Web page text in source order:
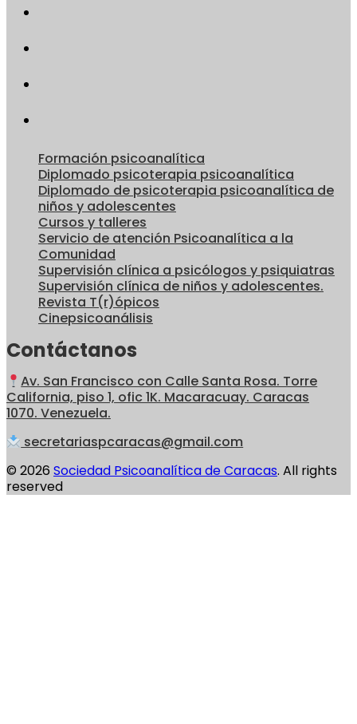
Formación psicoanalítica
Diplomado psicoterapia psicoanalítica
Diplomado de psicoterapia psicoanalítica de
niños y adolescentes
Cursos y talleres
Servicio de atención Psicoanalítica a la
Comunidad
Supervisión clínica a psicólogos y psiquiatras
Supervisión clínica de niños y adolescentes.
Revista T(r)ópicos
Cinepsicoanálisis
Contáctanos
Av. San Francisco con Calle Santa Rosa. Torre
California, piso 1, ofic 1K. Macaracuay. Caracas
1070. Venezuela.
secretariaspcaracas@gmail.com
© 2026 Sociedad Psicoanalítica de Caracas. All rights
reserved